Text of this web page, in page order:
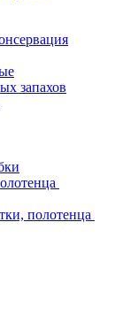
запахов
полотенца